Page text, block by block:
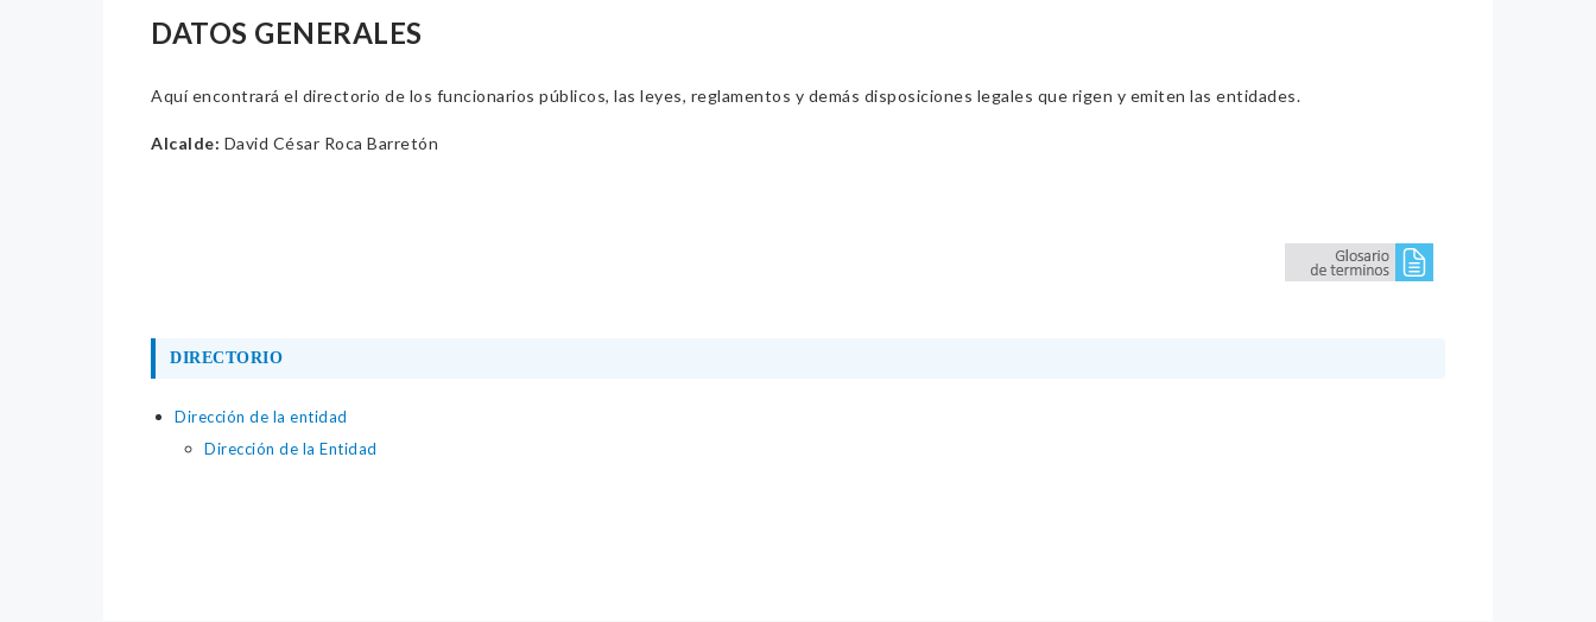
DATOS GENERALES
Aquí encontrará el directorio de los funcionarios públicos, las leyes, reglamentos y demás disposiciones legales que rigen y emiten las entidades.
Alcalde: David César Roca Barretón
DIRECTORIO
Dirección de la entidad
Dirección de la Entidad